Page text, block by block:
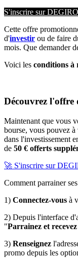
S'inscrire sur
Cette offre
d'investir ou de faire
mois. Que demander
Voici les conditions à
Découvrez l'offre
Maintenant que vous
bourse, vous pouvez
dans l'investissement
de 50 € offerts
🚀 S'inscrire sur
Comment parrainer
1) Connectez-vous à
2) Depuis l'interface
"Parrainez et
3) Renseignez
promo depuis les